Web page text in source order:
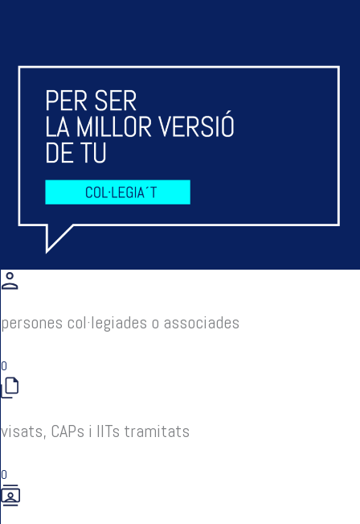
persones col·legiades o associades
0
visats, CAPs i IITs tramitats
0